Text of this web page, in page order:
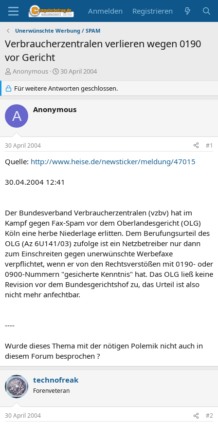
Anmelden Registrieren
Unerwünschte Werbung / SPAM
Verbraucherzentralen verlieren wegen 0190
vor Gericht
E
s
t
e
l
e
Anonymous
E
s
t
l
m
30 April 2004
Für weitere Antworten geschlossen.
A Anonymous
30 April 2004 #1
Quelle: http://www.heise.de/newsticker/meldung/47015
30.04.2004 12:41
Der Bundesverband Verbraucherzentralen (vzbv) hat im
Kampf gegen Fax-Spam vor dem Oberlandesgericht (OLG)
Köln eine herbe Niederlage erlitten. Dem Berufungsurteil des
OLG (Az 6U141/03) zufolge ist ein Netzbetreiber nur dann
zum Einschreiten gegen unerwünschte Werbefaxe
verpflichtet, wenn er von den Rechtsverstößen mit 0190- oder
0900-Nummern "gesicherte Kenntnis" hat. Das OLG ließ keine
Revision vor dem Bundesgerichtshof zu, das Urteil ist also
nicht mehr anfechtbar.
----
Wurde dieses Thema mit der nötigen Polemik nicht auch in
diesem Forum besprochen ?
technofreak
Forenveteran
30 April 2004 #2